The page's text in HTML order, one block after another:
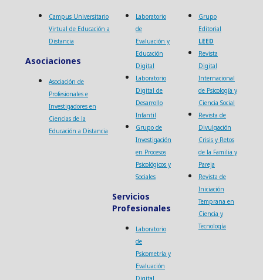
Campus Universitario
Virtual de Educación a
Distancia
Asociaciones
Asociación de
Profesionales e
Investigadores en
Ciencias de la
Educación a Distancia
Laboratorio
de
Evaluación y
Educación
Digital
Laboratorio
Digital de
Desarrollo
Infantil
Grupo de
Investigación
en Procesos
Psicológicos y
Sociales
Servicios
Profesionales
Laboratorio
de
Psicometría y
Evaluación
Grupo
Editorial
LEED
Revista
Digital
Internacional
de Psicología y
Ciencia Social
Revista de
Divulgación
Crisis y Retos
de la Familia y
Pareja
Revista de
Iniciación
Temprana en
Ciencia y
Tecnología